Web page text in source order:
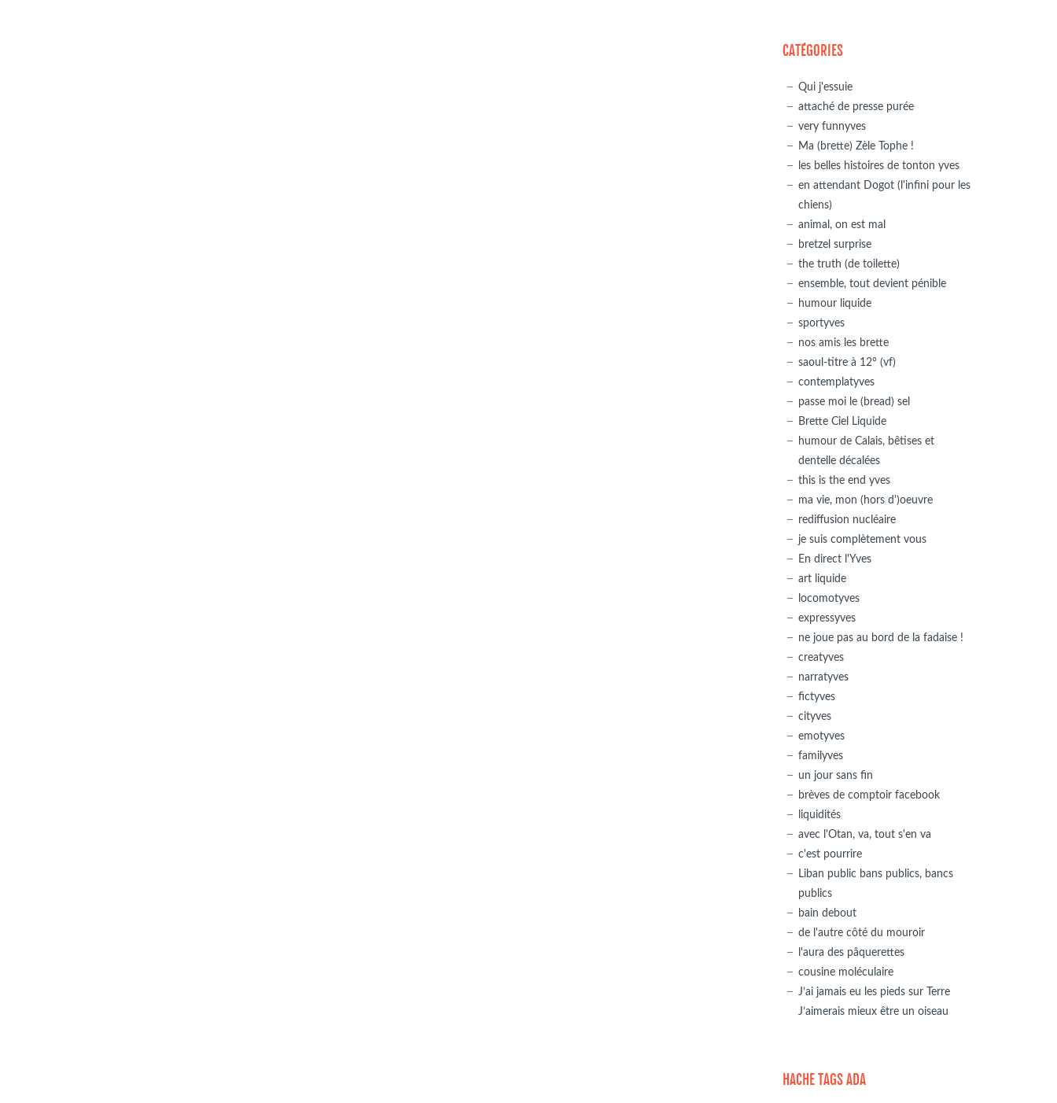
CATÉGORIES
Qui j'essuie
attaché de presse purée
very funnyves
Ma (brette) Zèle Tophe !
les belles histoires de tonton yves
en attendant Dogot (l'infini pour les
chiens)
animal, on est mal
bretzel surprise
the truth (de toilette)
ensemble, tout devient pénible
humour liquide
sportyves
nos amis les brette
saoul-titre à 12° (vf)
contemplatyves
passe moi le (bread) sel
Brette Ciel Liquide
humour de Calais, bêtises et
dentelle décalées
this is the end yves
ma vie, mon (hors d')oeuvre
rediffusion nucléaire
je suis complètement vous
En direct l'Yves
art liquide
locomotyves
expressyves
ne joue pas au bord de la fadaise !
creatyves
narratyves
fictyves
cityves
emotyves
familyves
un jour sans fin
brèves de comptoir facebook
liquidités
avec l'Otan, va, tout s'en va
c'est pourrire
Liban public bans publics, bancs
publics
bain debout
de l'autre côté du mouroir
l'aura des pâquerettes
cousine moléculaire
J’ai jamais eu les pieds sur Terre
J’aimerais mieux être un oiseau
HACHE TAGS ADA